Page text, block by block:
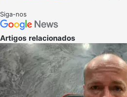
Siga-nos
Artigos relacionados